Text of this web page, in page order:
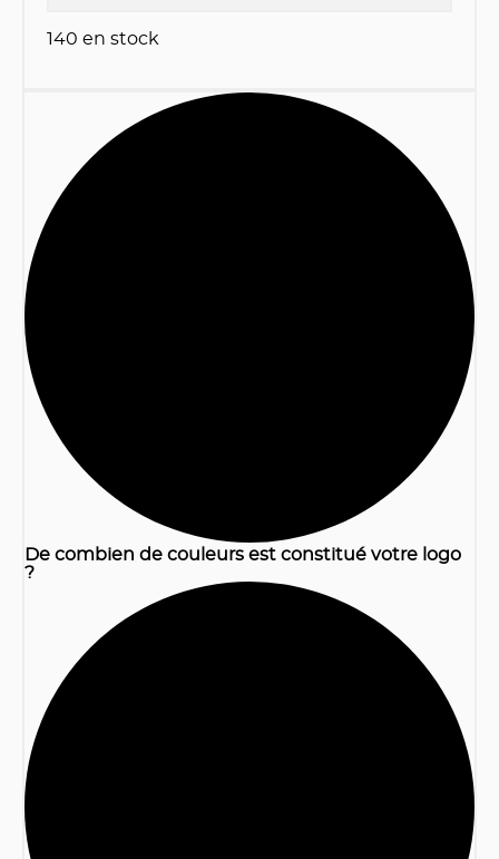
140 en stock
De combien de couleurs est constitué votre logo
?